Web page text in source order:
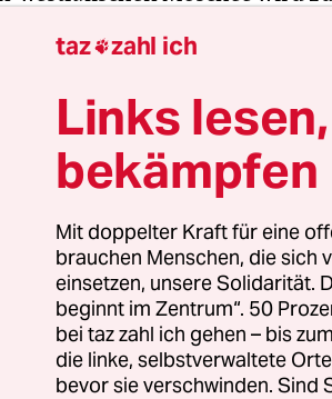
in Neuss dürfen sich nicht
Baerbock (Grüne) geführte
und Hassrede“ hätten „ in
zu einem Gespräch geladen
daran erinnert worden, dass
in der Bundesrepublik
Und: „Wenn sich
halten, müssen wir
taz zahl ich
Links
bekämpfen
Mit doppelter Kraft für eine
brauchen Menschen, die sich
einsetzen, unsere Solidarität.
beginnt im Zentrum“. 50
bei taz zahl ich gehen – bis
die linke, selbstverwaltete
bevor sie verschwinden. Sind